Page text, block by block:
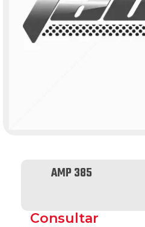
AMP 385
Consultar